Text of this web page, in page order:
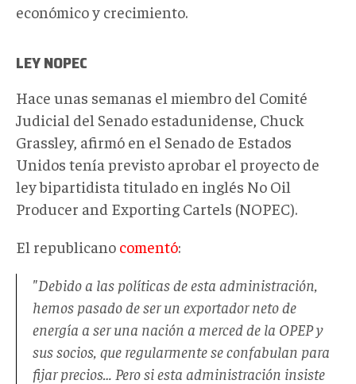
económico y crecimiento.
LEY NOPEC
Hace unas semanas el miembro del Comité
Judicial del Senado estadunidense, Chuck
Grassley, afirmó en el Senado de Estados
Unidos tenía previsto aprobar el proyecto de
ley bipartidista titulado en inglés No Oil
Producer and Exporting Cartels (NOPEC).
El republicano comentó:
"Debido a las políticas de esta administración,
hemos pasado de ser un exportador neto de
energía a ser una nación a merced de la OPEP y
sus socios, que regularmente se confabulan para
fijar precios… Pero si esta administración insiste